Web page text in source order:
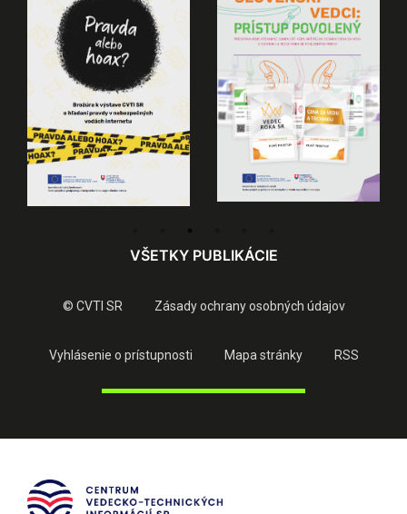
VŠETKY PUBLIKÁCIE
© CVTI SR Zásady ochrany osobných údajov
Vyhlásenie o prístupnosti Mapa stránky RSS